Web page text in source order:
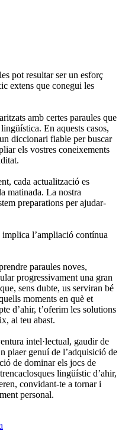
pot resultar ser un esforç
extens que conegui les
amb certes paraules que
En aquests casos,
diccionari fiable per buscar
els vostres coneixements
cada actualització es
matinada. La nostra
preparations per ajudar-
implica l’ampliació contínua
paraules noves,
progressivament una gran
sens dubte, us serviran bé
moments en què et
d’ahir, t’oferim les solutions
al teu abast.
intel·lectual, gaudir de
plaer genuí de l’adquisició de
de dominar els jocs de
lingüístic d’ahir,
convidant-te a tornar i
personal.